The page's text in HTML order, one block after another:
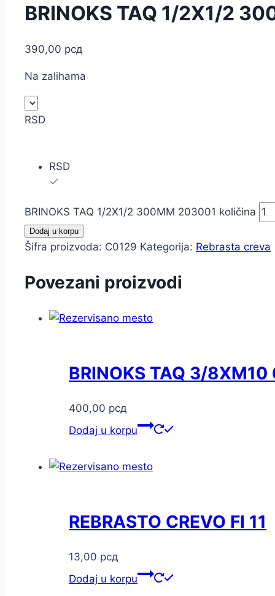
BRINOKS TAQ 1/2X1/2
390,00 рсд
Na zalihama
RSD
RSD
BRINOKS TAQ 1/2X1/2 300MM 203001 količina
Dodaj u korpu
Šifra proizvoda: C0129 Kategorija: Rebrasta creva
Povezani proizvodi
BRINOKS TAQ 3/
400,00 рсд
Dodaj u korpu
REBRASTO CREVO FI 11
13,00 рсд
Dodaj u korpu